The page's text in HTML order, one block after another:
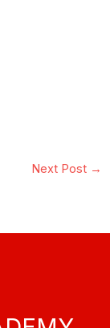
Next Post →